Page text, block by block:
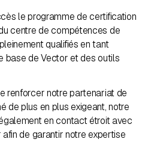
le programme de certification
centre de compétences de
qualifiés en tant
base de Vector et des outils
renforcer notre partenariat de
de plus en plus exigeant, notre
en contact étroit avec
de garantir notre expertise